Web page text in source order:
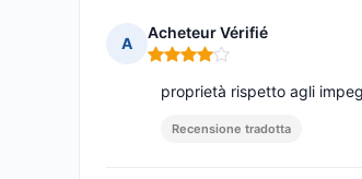
A
Acheteur Vérifié
Nota: 4 su 5
proprietà rispetto agli
Recensione tradotta